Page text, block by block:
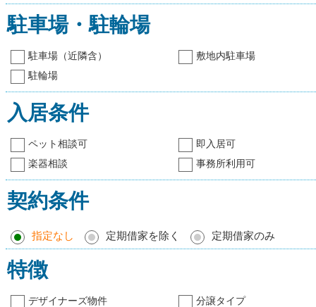
駐車場・駐輪場
駐車場（近隣含）
敷地内駐車場
駐輪場
入居条件
ペット相談可
即入居可
楽器相談
事務所利用可
契約条件
指定なし 定期借家を除く 定期借家のみ
特徴
デザイナーズ物件
分譲タイプ